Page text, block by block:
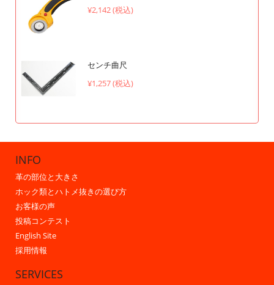
¥2,142 (税込)
センチ曲尺
¥1,257 (税込)
INFO
革の部位と大きさ
ホック類とハトメ抜きの選び方
お客様の声
投稿コンテスト
English Site
採用情報
SERVICES